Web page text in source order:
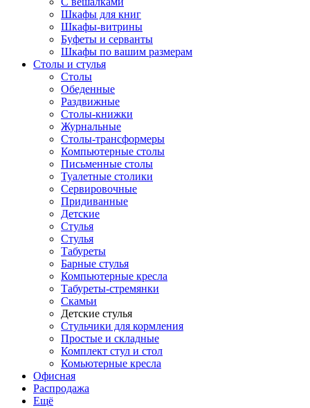
Шкафы для книг
Шкафы-витрины
Буфеты и серванты
Шкафы по вашим размерам
Столы и стулья
Столы
Обеденные
Раздвижные
Столы-книжки
Журнальные
Столы-трансформеры
Компьютерные столы
Письменные столы
Туалетные столики
Сервировочные
Придиванные
Детские
Стулья
Стулья
Табуреты
Барные стулья
Компьютерные кресла
Табуреты-стремянки
Скамьи
Детские стулья
Стульчики для кормления
Простые и складные
Комплект стул и стол
Комьютерные кресла
Офисная
Распродажа
Eщё